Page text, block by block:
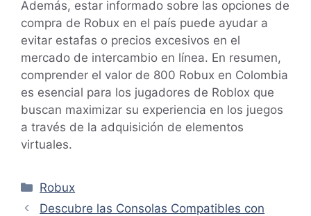
Además, estar informado sobre las opciones de
compra de Robux en el país puede ayudar a
evitar estafas o precios excesivos en el
mercado de intercambio en línea. En resumen,
comprender el valor de 800 Robux en Colombia
es esencial para los jugadores de Roblox que
buscan maximizar su experiencia en los juegos
a través de la adquisición de elementos
virtuales.
Categorías
Robux
Descubre las Consolas Compatibles con